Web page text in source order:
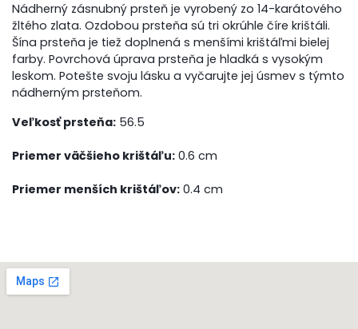
Nádherný zásnubný prsteň je vyrobený zo 14-karátového
žltého zlata. Ozdobou prsteňa sú tri okrúhle číre krištáli.
Šína prsteňa je tiež doplnená s menšími krištáľmi bielej
farby. Povrchová úprava prsteňa je hladká s vysokým
leskom. Potešte svoju lásku a vyčarujte jej úsmev s týmto
nádherným prsteňom.
Veľkosť prsteňa: 56.5
Priemer väčšieho krištáľu: 0.6 cm
Priemer menších krištáľov: 0.4 cm